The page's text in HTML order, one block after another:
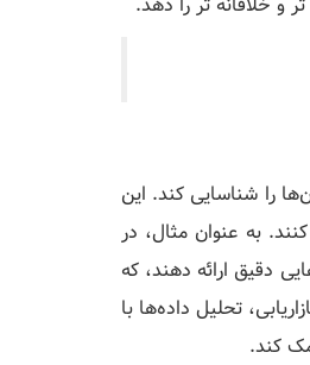
را شناسایی کند. این
به عنوان مثال، در
دقیق ارائه دهند، که
تحلیل داده‌ها با
کند.